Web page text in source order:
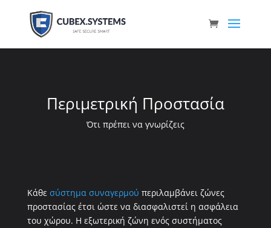
Περιμετρική Προστασία
Ότι πρέπει να γνωρίζεις
Κάθε σύστημα συναγερμού περιλαμβάνει ζώνες
προστασίας έτσι ώστε να διασφαλιστεί η ασφάλεια
του χώρου. Η εξωτερική ζώνη ενός συστήματος